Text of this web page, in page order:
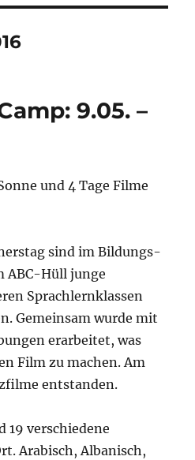
9.05. –
und 4 Tage Filme
sind im Bildungs-
ABC-Hüll junge
Sprachlernklassen
Gemeinsam wurde mit
erarbeitet, was
Film zu machen. Am
entstanden.
19 verschiedene
Arabisch, Albanisch,